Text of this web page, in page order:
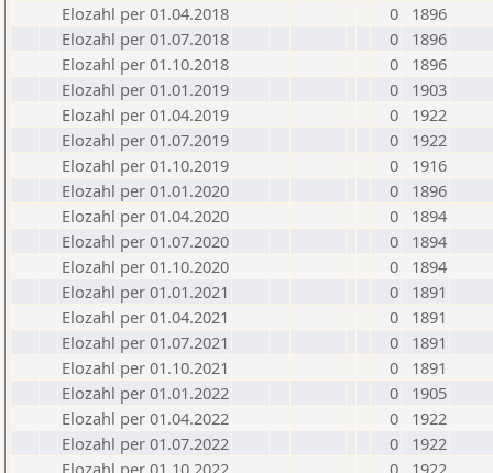
Elozahl per 01.04.2018
0
1896
Elozahl per 01.07.2018
0
1896
Elozahl per 01.10.2018
0
1896
Elozahl per 01.01.2019
0
1903
Elozahl per 01.04.2019
0
1922
Elozahl per 01.07.2019
0
1922
Elozahl per 01.10.2019
0
1916
Elozahl per 01.01.2020
0
1896
Elozahl per 01.04.2020
0
1894
Elozahl per 01.07.2020
0
1894
Elozahl per 01.10.2020
0
1894
Elozahl per 01.01.2021
0
1891
Elozahl per 01.04.2021
0
1891
Elozahl per 01.07.2021
0
1891
Elozahl per 01.10.2021
0
1891
Elozahl per 01.01.2022
0
1905
Elozahl per 01.04.2022
0
1922
Elozahl per 01.07.2022
0
1922
Elozahl per 01.10.2022
0
1922